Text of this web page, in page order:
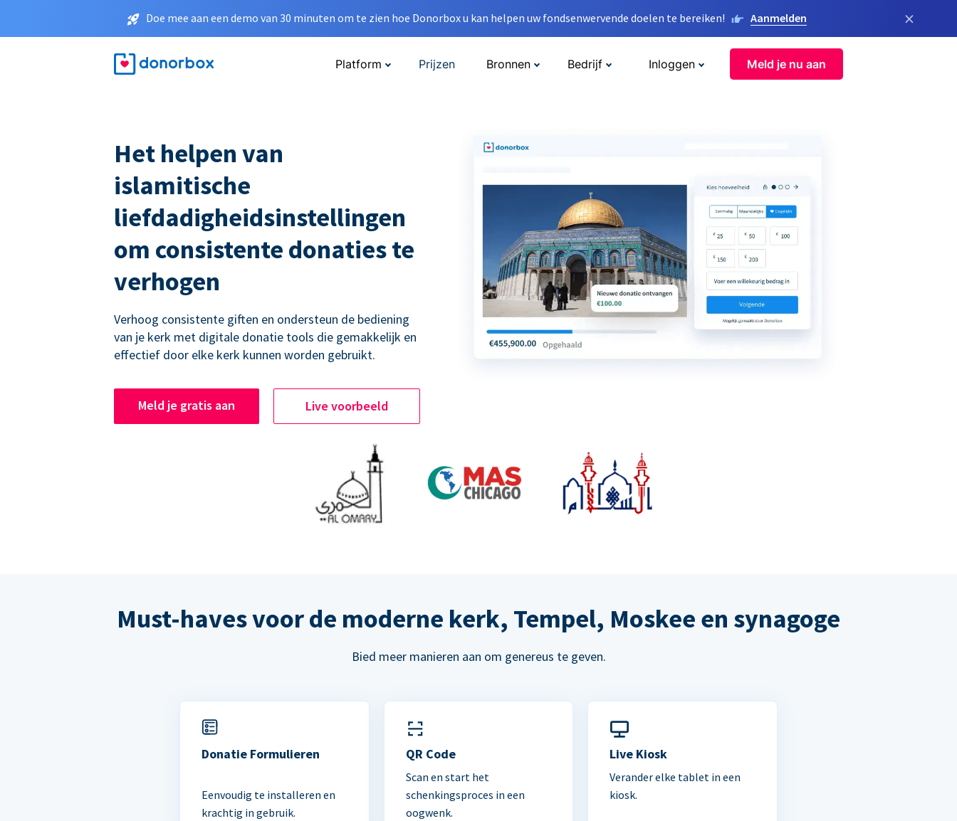
Doe mee aan een demo van 30 minuten om te zien hoe Donorbox u kan helpen uw fondsenwervende doelen te bereiken! Aanmelden ×
Platform Prijzen Bronnen Bedrijf Inloggen Meld je nu aan
Het helpen van
islamitische
liefdadigheidsinstellingen
om consistente donaties te
verhogen
Verhoog consistente giften en ondersteun de bediening
van je kerk met digitale donatie tools die gemakkelijk en
effectief door elke kerk kunnen worden gebruikt.
Meld je gratis aan Live voorbeeld
Must-haves voor de moderne kerk, Tempel, Moskee en synagoge
Bied meer manieren aan om genereus te geven.
Donatie Formulieren
Eenvoudig te installeren en
krachtig in gebruik.
QR Code
Scan en start het
schenkingsproces in een
oogwenk.
Live Kiosk
Verander elke tablet in een
kiosk.